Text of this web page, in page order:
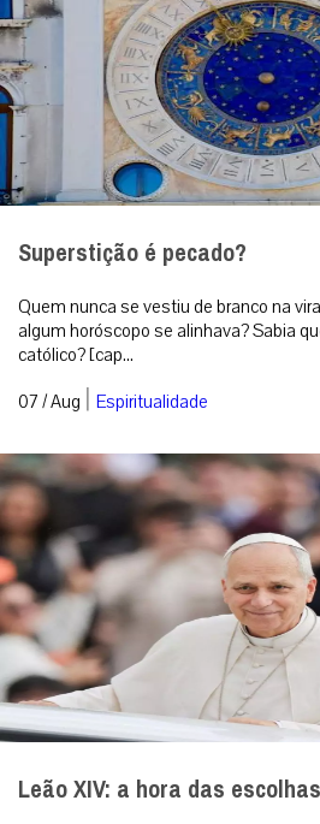
Superstição é pecado?
Quem nunca se vestiu de branco na
algum horóscopo se alinhava? Sabia
católico? [cap...
07 / Aug | Espiritualidade
Leão XIV: a hora das